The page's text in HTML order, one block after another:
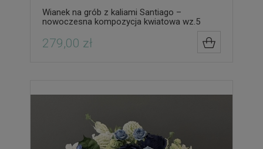
Wianek na grób z kaliami Santiago –
nowoczesna kompozycja kwiatowa wz.5
279,00 zł